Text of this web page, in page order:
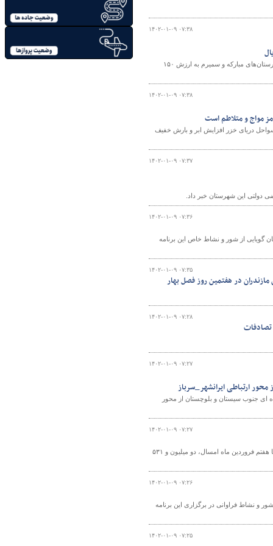
۱۴۰۲-۰۱-۰۹ ۰۷:۳۸
فرمانده یگان حفاظت اراضی استان اصفهان از رفع تصرف فوری اراضی ملی واقع در شهرستان‌های مبارکه و سمیرم به ارزش ۱۵۰
۱۴۰۲-۰۱-۰۹ ۰۷:۳۸
دریای خزر افزایش ابر و بارش خفیف
۱۴۰۲-۰۱-۰۹ ۰۷:۳۷
۱۴۰۲-۰۱-۰۹ ۰۷:۳۶
گویایی از شور و نشاط خاص این برنامه
۱۴۰۲-۰۱-۰۹ ۰۷:۳۵
در هفتمین روز فصل بهار
۱۴۰۲-۰۱-۰۹ ۰۷:۲۸
۱۴۰۲-۰۱-۰۹ ۰۷:۲۷
ارتباطی ایرانشهر_سرباز
و نقل جاده ای جنوب سیستان و بلوچستان از محور
۱۴۰۲-۰۱-۰۹ ۰۷:۲۷
مدیرکل راهداری و حمل و نقل جاده‌ای استان مرکزی گفت: از ۲۴ اسفندماه سال گذشته تا هفتم فروردین ماه امسال، دو میلیون و ۵۳۱
۱۴۰۲-۰۱-۰۹ ۰۷:۲۶
و نشاط فراوانی در برگزاری این برنامه
۱۴۰۲-۰۱-۰۹ ۰۷:۲۵